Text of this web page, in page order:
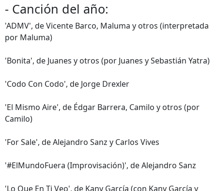
- Canción del año:
'ADMV', de Vicente Barco, Maluma y otros (interpretada
por Maluma)
'Bonita', de Juanes y otros (por Juanes y Sebastián Yatra)
'Codo Con Codo', de Jorge Drexler
'El Mismo Aire', de Édgar Barrera, Camilo y otros (por
Camilo)
'For Sale', de Alejandro Sanz y Carlos Vives
'#ElMundoFuera (Improvisación)', de Alejandro Sanz
'Lo Que En Ti Veo', de Kany García (con Kany García y